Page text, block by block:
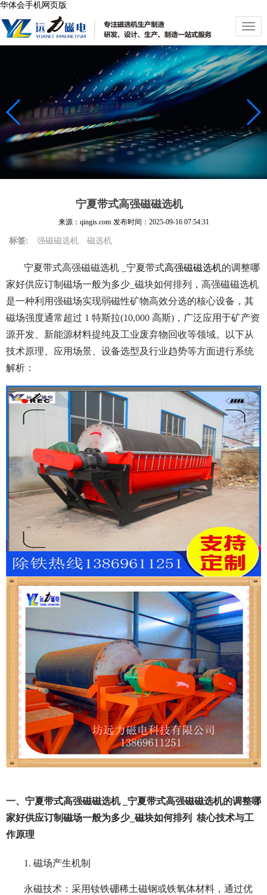
华体会手机网页版
切
换
导
航
宁夏带式高强磁磁选机
来源：qingis.com 发布时间： 2025-09-16 07:54:31
标签: 强磁磁选机 磁选机
宁夏带式高强磁磁选机 _宁夏带式高强磁磁选机的调整哪
家好供应订制磁场一般为多少_磁块如何排列，高强磁磁选机
是一种利用强磁场实现弱磁性矿物高效分选的核心设备，其
磁场强度通常超过 1 特斯拉(10,000 高斯)，广泛应用于矿产资
源开发、新能源材料提纯及工业废弃物回收等领域。以下从
技术原理、应用场景、设备选型及行业趋势等方面进行系统
解析：
一、宁夏带式高强磁磁选机 _宁夏带式高强磁磁选机的调整哪
家好供应订制磁场一般为多少_磁块如何排列 核心技术与工
作原理
1. 磁场产生机制
永磁技术：采用钕铁硼稀土磁钢或铁氧体材料，通过优